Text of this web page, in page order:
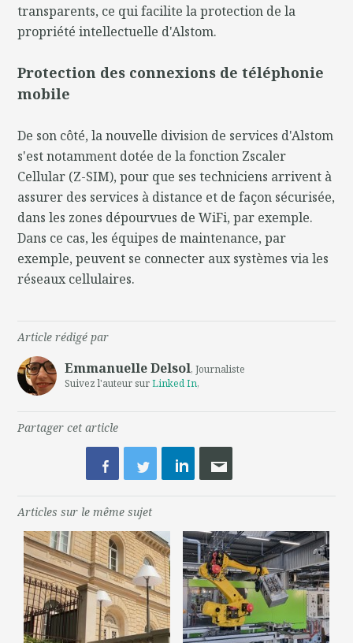
transparents, ce qui facilite la protection de la
propriété intellectuelle d'Alstom.
Protection des connexions de téléphonie
mobile
De son côté, la nouvelle division de services d'Alstom
s'est notamment dotée de la fonction Zscaler
Cellular (Z-SIM), pour que ses techniciens arrivent à
assurer des services à distance et de façon sécurisée,
dans les zones dépourvues de WiFi, par exemple.
Dans ce cas, les équipes de maintenance, par
exemple, peuvent se connecter aux systèmes via les
réseaux cellulaires.
Article rédigé par
Emmanuelle Delsol, Journaliste
Suivez l'auteur surLinked In,
Partager cet article
Articles sur le même sujet